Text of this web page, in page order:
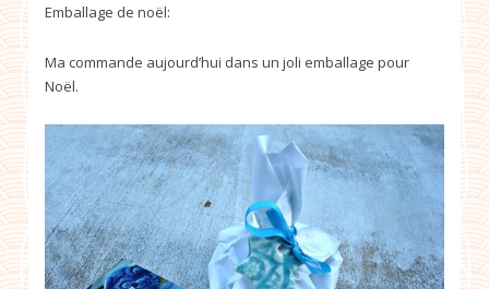
Emballage de noël:
Ma commande aujourd’hui dans un joli emballage pour
Noël.